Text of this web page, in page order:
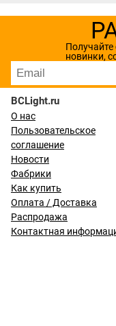
новинки,
BCLight.ru
О нас
Пользовательское
соглашение
Новости
Фабрики
Как купить
Оплата / Доставка
Распродажа
Контактная